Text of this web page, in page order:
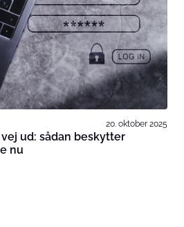
20. oktober 2025
ud: sådan beskytter
nu